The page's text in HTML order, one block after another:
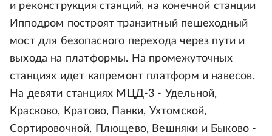
и реконструкция станций, на конечной станции
Ипподром построят транзитный пешеходный
мост для безопасного перехода через пути и
выхода на платформы. На промежуточных
станциях идет капремонт платформ и навесов.
На девяти станциях МЦД-3 - Удельной,
Красково, Кратово, Панки, Ухтомской,
Сортировочной, Плющево, Вешняки и Быково -